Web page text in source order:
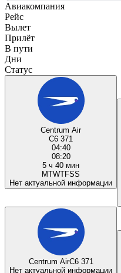
Авиакомпания
Рейс
Вылет
Прилёт
В пути
Дни
Статус
Centrum Air
C6 371
04:40
08:20
5 ч 40 мин
MTWTFSS
Нет актуальной информации
Centrum AirC6 371
Нет актуальной информации